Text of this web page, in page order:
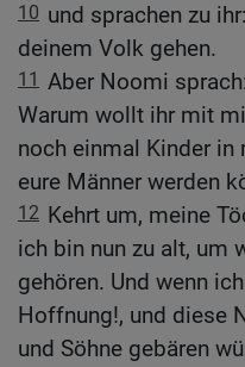
10 und sprachen zu
deinem Volk gehen.
11 Aber Noomi
Warum wollt ihr mit
noch einmal Kinder in
eure Männer werden
12 Kehrt um, meine
ich bin nun zu alt, um
gehören. Und wenn
Hoffnung!, und diese
und Söhne gebären